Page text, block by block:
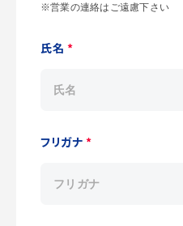
※営業の連絡はご遠慮下さい
氏名 *
フリガナ *